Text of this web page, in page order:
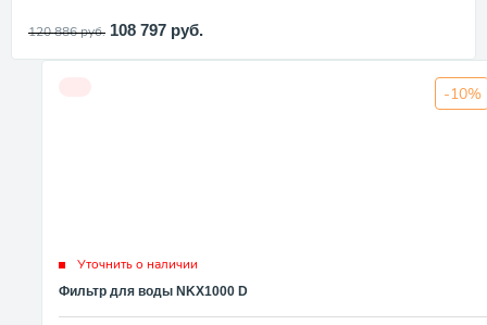
120 886руб. 108 797 руб.
-10%
Уточнить о наличии
Фильтр для воды NKX1000 D